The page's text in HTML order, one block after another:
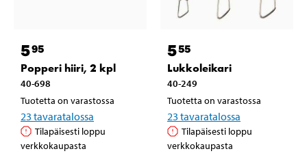
595
Popperi hiiri, 2 kpl
40-698
Tuotetta on varastossa
23 tavaratalossa
Tilapäisesti loppu
verkkokaupasta
555
Lukkoleikari
40-249
Tuotetta on varastossa
23 tavaratalossa
Tilapäisesti loppu
verkkokaupasta